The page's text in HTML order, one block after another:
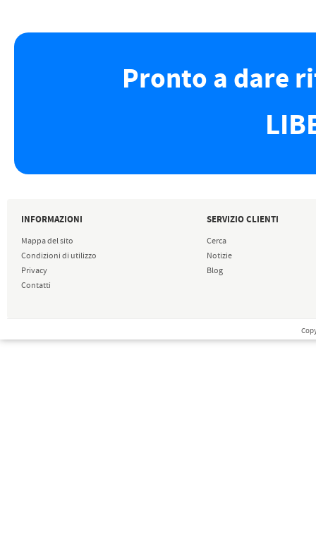
Pronto a dare
INFORMAZIONI
Mappa del sito
Condizioni di utilizzo
Privacy
Contatti
SERVIZIO CLIENTI
Cerca
Notizie
Blog